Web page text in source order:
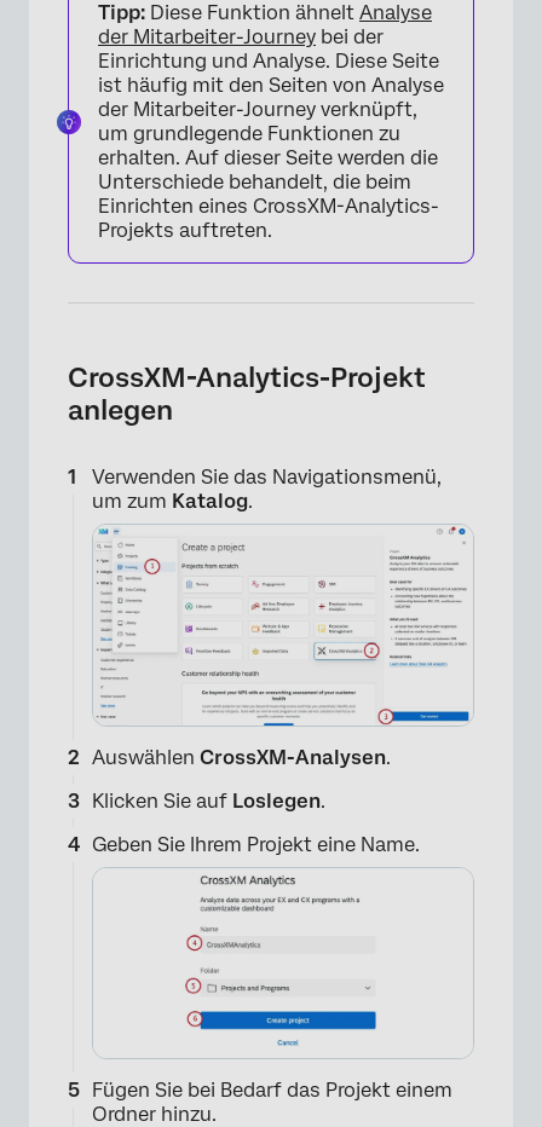
×
Tipp: Diese Funktion ähnelt Analyse
der Mitarbeiter-Journey bei der
Einrichtung und Analyse. Diese Seite
ist häufig mit den Seiten von Analyse
der Mitarbeiter-Journey verknüpft,
um grundlegende Funktionen zu
erhalten. Auf dieser Seite werden die
Unterschiede behandelt, die beim
Einrichten eines CrossXM-Analytics-
Projekts auftreten.
CrossXM-Analytics-Projekt
anlegen
Verwenden Sie das Navigationsmenü,
um zum Katalog.
Auswählen CrossXM-Analysen.
Klicken Sie auf Loslegen.
Geben Sie Ihrem Projekt eine Name.
Fügen Sie bei Bedarf das Projekt einem
Ordner hinzu.